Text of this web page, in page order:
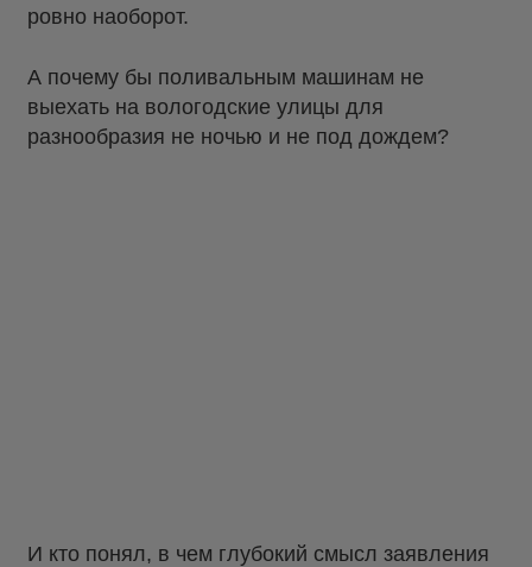
ровно наоборот.
А почему бы поливальным машинам не
выехать на вологодские улицы для
разнообразия не ночью и не под дождем?
И кто понял, в чем глубокий смысл заявления